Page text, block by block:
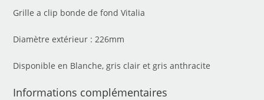
Grille a clip bonde de fond Vitalia
Diamètre extérieur : 226mm
Disponible en Blanche, gris clair et gris anthracite
Informations complémentaires